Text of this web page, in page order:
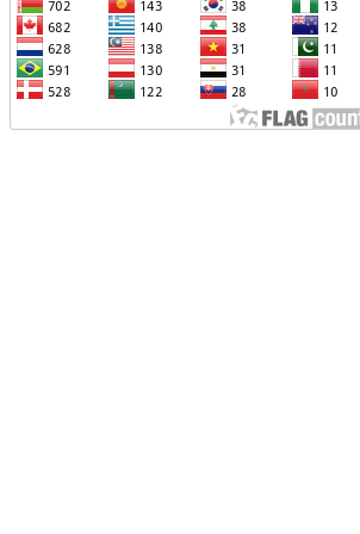
Է ՃԱՆԱՉՎԵԼ
ԻԼՀԱՄ ԱԼԻԵՎԸ
ՄԱԼԴԻՎՑԻ ԳՈՐԾԸՆԿԵՐ